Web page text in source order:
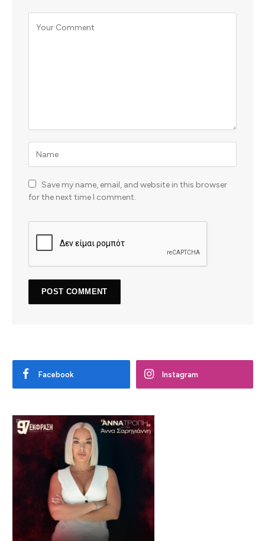
Save my name, email, and website in this browser
for the next time I comment.
Facebook Instagram